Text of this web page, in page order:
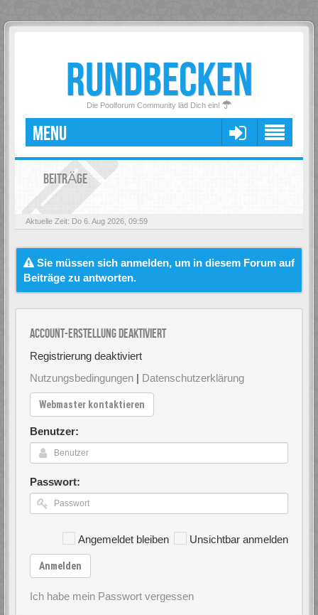
RUNDBECKEN
Die Poolforum Community läd Dich ein!
MENU
BEITRÄGE
Aktuelle Zeit: Do 6. Aug 2026, 09:59
Sie müssen sich anmelden, um in diesem Forum auf
Beiträge zu antworten.
Account-Erstellung deaktiviert
Registrierung deaktiviert
Nutzungsbedingungen | Datenschutzerklärung
Webmaster kontaktieren
Benutzer:
Passwort:
Angemeldet bleiben Unsichtbar anmelden
Anmelden
Ich habe mein Passwort vergessen